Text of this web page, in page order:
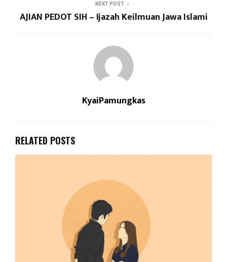
NEXT POST
AJIAN PEDOT SIH – Ijazah Keilmuan Jawa Islami
KyaiPamungkas
RELATED POSTS